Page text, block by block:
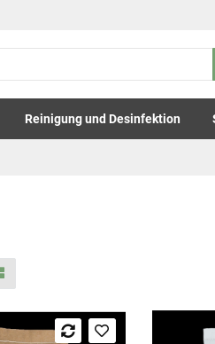
Reinigung und Desinfektion